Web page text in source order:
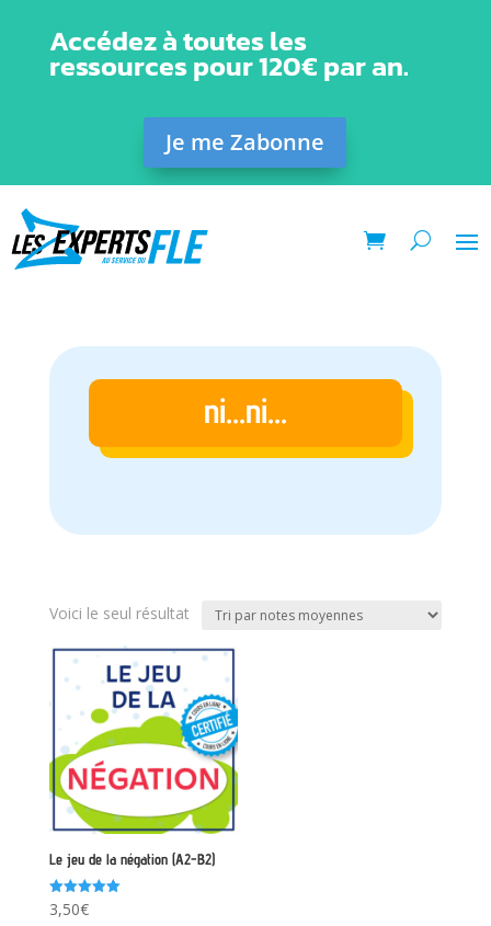
Accédez à toutes les
ressources pour 120€ par an.
Je me Zabonne
ni...ni...
Voici le seul résultat
Le jeu de la négation (A2-B2)
Note
5.00
3,50€